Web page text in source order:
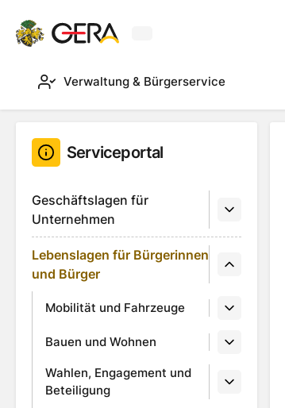
Verwaltung & Bürgerservice
Serviceportal
Geschäftslagen für
Unternehmen
Lebenslagen für Bürgerinnen
und Bürger
Mobilität und Fahrzeuge
Bauen und Wohnen
Wahlen, Engagement und
Beteiligung